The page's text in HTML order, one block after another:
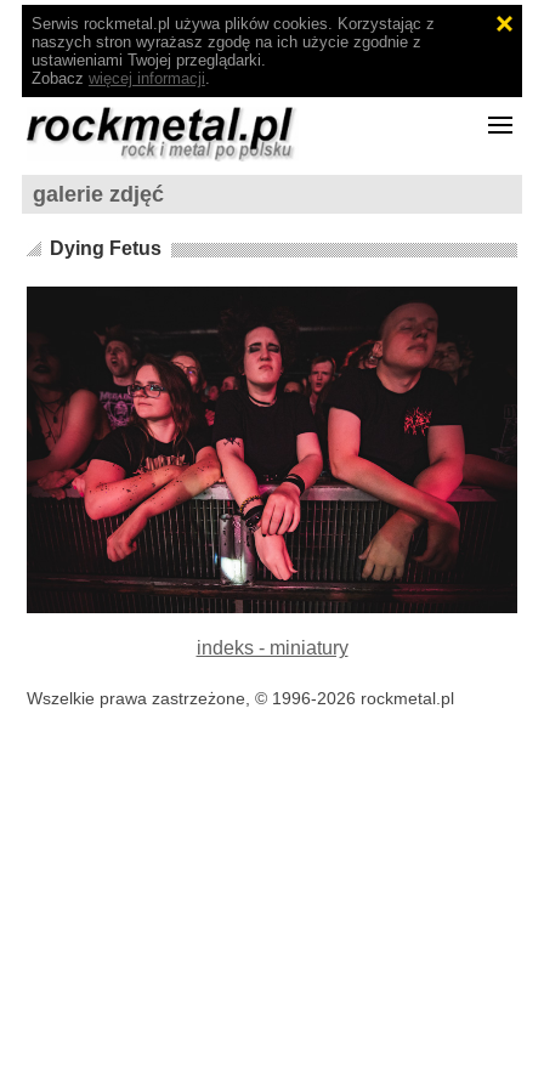
Serwis rockmetal.pl używa plików cookies. Korzystając z
naszych stron wyrażasz zgodę na ich użycie zgodnie z
ustawieniami Twojej przeglądarki.
Zobacz więcej informacji.
galerie zdjęć
Dying Fetus
indeks - miniatury
Wszelkie prawa zastrzeżone, © 1996-2026 rockmetal.pl